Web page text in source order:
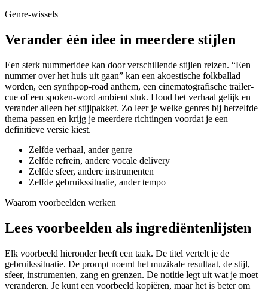
Genre-wissels
Verander één idee in meerdere stijlen
Een sterk nummeridee kan door verschillende stijlen reizen. “Een
nummer over het huis uit gaan” kan een akoestische folkballad
worden, een synthpop-road anthem, een cinematografische trailer-
cue of een spoken-word ambient stuk. Houd het verhaal gelijk en
verander alleen het stijlpakket. Zo leer je welke genres bij hetzelfde
thema passen en krijg je meerdere richtingen voordat je een
definitieve versie kiest.
Zelfde verhaal, ander genre
Zelfde refrein, andere vocale delivery
Zelfde sfeer, andere instrumenten
Zelfde gebruikssituatie, ander tempo
Waarom voorbeelden werken
Lees voorbeelden als ingrediëntenlijsten
Elk voorbeeld hieronder heeft een taak. De titel vertelt je de
gebruikssituatie. De prompt noemt het muzikale resultaat, de stijl,
sfeer, instrumenten, zang en grenzen. De notitie legt uit wat je moet
veranderen. Je kunt een voorbeeld kopiëren, maar het is beter om